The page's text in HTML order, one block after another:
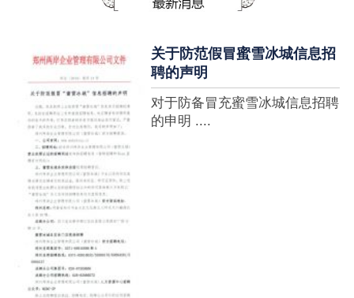
茶店正逐渐展露它的锋芒。不过
关于防范假冒蜜雪冰城信息招
聘的声明
对于防备冒充蜜雪冰城信息招聘
的申明 ....